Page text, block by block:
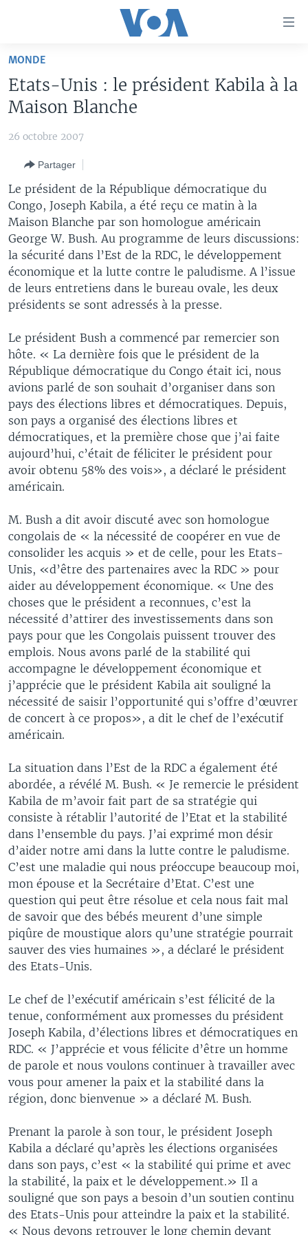
Retour
navigation
Retour
la
recherche
SPORT
WASHINGTON FORUM
CORRESPONDANT VOA
FOCUS SAHEL
REPORTAGES
VOUS + NOUS
CARNET DE SANTÉ
À VOTRE AVIS
VOTRE SANTÉ VOTRE AVENIR
LE MONDE AU FÉMININ
L'AMÉRIQUE ET VOUS
DIALOGUE DES RELIGIONS
RM SHOW
BAMBARA
FULFULDE
LINGALA
SANGO
Apprenez L'anglais
SUIVEZ-NOUS
Langues
MONDE
Etats-Unis : le président Kabila à la
Maison Blanche
26 octobre 2007
Partager
Le président de la République démocratique du
Congo, Joseph Kabila, a été reçu ce matin à la
Maison Blanche par son homologue américain
George W. Bush. Au programme de leurs discussions:
la sécurité dans l’Est de la RDC, le développement
économique et la lutte contre le paludisme. A l’issue
de leurs entretiens dans le bureau ovale, les deux
présidents se sont adressés à la presse.
Le président Bush a commencé par remercier son
hôte. « La dernière fois que le président de la
République démocratique du Congo était ici, nous
avions parlé de son souhait d’organiser dans son
pays des élections libres et démocratiques. Depuis,
son pays a organisé des élections libres et
démocratiques, et la première chose que j’ai faite
aujourd’hui, c’était de féliciter le président pour
avoir obtenu 58% des vois», a déclaré le président
américain.
M. Bush a dit avoir discuté avec son homologue
congolais de « la nécessité de coopérer en vue de
consolider les acquis » et de celle, pour les Etats-
Unis, «d’être des partenaires avec la RDC » pour
aider au développement économique. « Une des
choses que le président a reconnues, c’est la
nécessité d’attirer des investissements dans son
pays pour que les Congolais puissent trouver des
emplois. Nous avons parlé de la stabilité qui
accompagne le développement économique et
j’apprécie que le président Kabila ait souligné la
nécessité de saisir l’opportunité qui s’offre d’œuvrer
de concert à ce propos», a dit le chef de l’exécutif
américain.
La situation dans l’Est de la RDC a également été
abordée, a révélé M. Bush. « Je remercie le président
Kabila de m’avoir fait part de sa stratégie qui
consiste à rétablir l’autorité de l’Etat et la stabilité
dans l’ensemble du pays. J’ai exprimé mon désir
d’aider notre ami dans la lutte contre le paludisme.
C’est une maladie qui nous préoccupe beaucoup moi,
mon épouse et la Secrétaire d’Etat. C’est une
question qui peut être résolue et cela nous fait mal
de savoir que des bébés meurent d’une simple
piqûre de moustique alors qu’une stratégie pourrait
sauver des vies humaines », a déclaré le président
des Etats-Unis.
Le chef de l’exécutif américain s’est félicité de la
tenue, conformément aux promesses du président
Joseph Kabila, d’élections libres et démocratiques en
RDC. « J’apprécie et vous félicite d’être un homme
de parole et nous voulons continuer à travailler avec
vous pour amener la paix et la stabilité dans la
région, donc bienvenue » a déclaré M. Bush.
Prenant la parole à son tour, le président Joseph
Kabila a déclaré qu’après les élections organisées
dans son pays, c’est « la stabilité qui prime et avec
la stabilité, la paix et le développement.» Il a
souligné que son pays a besoin d’un soutien continu
des Etats-Unis pour atteindre la paix et la stabilité.
« Nous devons retrouver le long chemin devant